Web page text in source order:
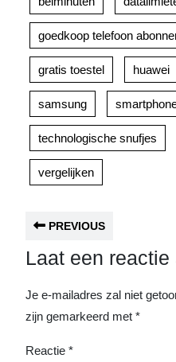
goedkoop telefoon
gratis toestel huawei
samsung
technologische snufjes
vergelijken
PREVIOUS
Laat een reactie
Je e-mailadres zal niet
zijn gemarkeerd met *
Reactie *